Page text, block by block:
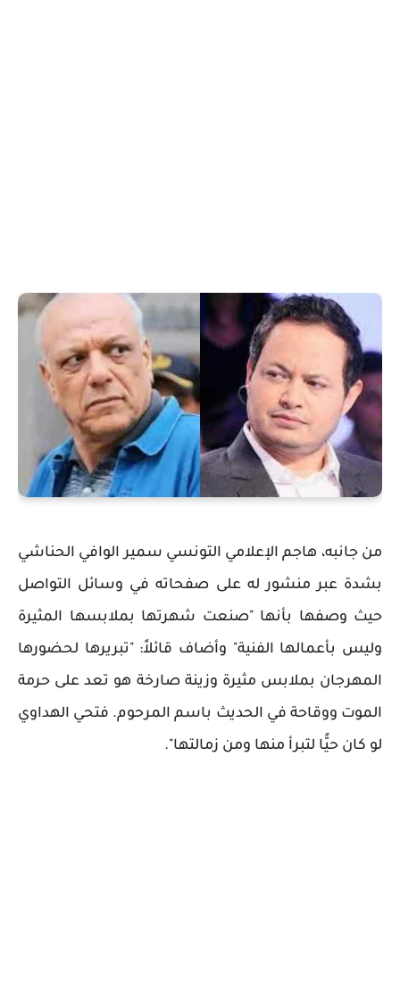
من جانبه، هاجم الإعلامي التونسي سمير الوافي الحناشي
بشدة عبر منشور له على صفحاته في وسائل التواصل
حيث وصفها بأنها "صنعت شهرتها بملابسها المثيرة
وليس بأعمالها الفنية" وأضاف قائلاً: "تبريرها لحضورها
المهرجان بملابس مثيرة وزينة صارخة هو تعد على حرمة
الموت ووقاحة في الحديث باسم المرحوم. فتحي الهداوي
لو كان حيًّا لتبرأ منها ومن زمالتها".